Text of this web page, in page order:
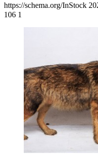
https://schema.org/InStock
106 1